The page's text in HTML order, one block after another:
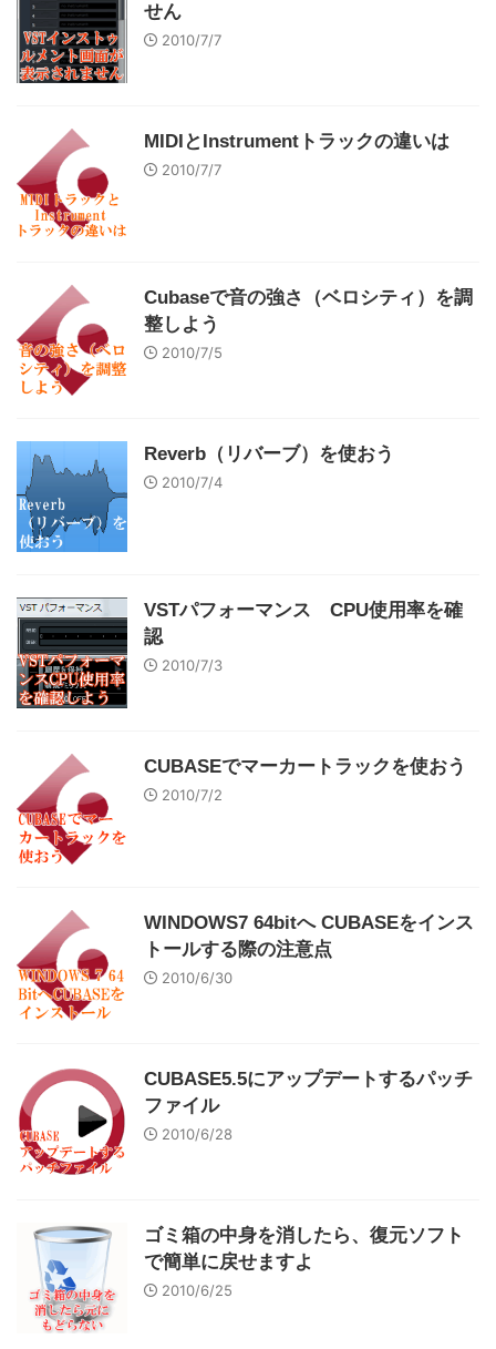
せん
2010/7/7
MIDIとInstrumentトラックの違いは
2010/7/7
Cubaseで音の強さ（ベロシティ）を調
整しよう
2010/7/5
Reverb（リバーブ）を使おう
2010/7/4
VSTパフォーマンス CPU使用率を確
認
2010/7/3
CUBASEでマーカートラックを使おう
2010/7/2
WINDOWS7 64bitへ CUBASEをインス
トールする際の注意点
2010/6/30
CUBASE5.5にアップデートするパッチ
ファイル
2010/6/28
ゴミ箱の中身を消したら、復元ソフト
で簡単に戻せますよ
2010/6/25